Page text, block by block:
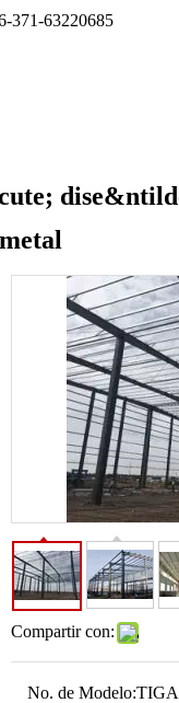
371-63220685
Compartir con:
No. de Modelo: